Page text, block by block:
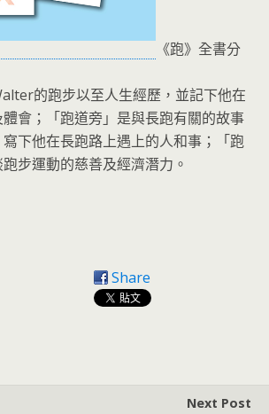
《跑》全書分
的跑步以至人生經歷，並記下他在
會；「跑道旁」是與長跑有關的故事
下他在長跑路上遇上的人和事；「跑
步運動的慈善及經濟潛力。
Share
Next Post